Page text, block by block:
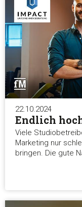
22.10.2024
Endlich
Viele
Marketing nur
bringen. Die gute